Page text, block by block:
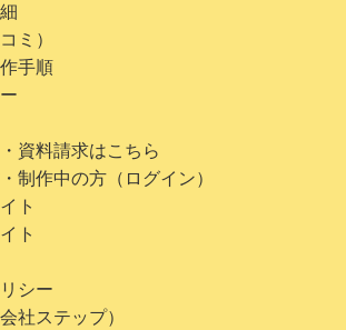
ミ）
手順
資料請求はこちら
制作中の方（ログイン）
ト
ト
シー
社ステップ）